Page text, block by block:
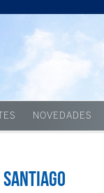
NOVEDADES